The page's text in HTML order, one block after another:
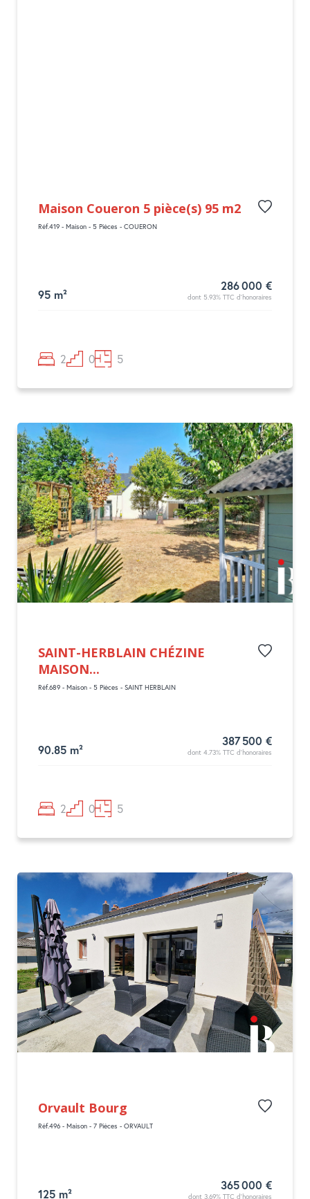
Maison Coueron 5 pièce(s) 95 m2
Réf.419 - Maison - 5 Pièces - COUERON
95 m²
286 000 €
dont 5.93% TTC d'honoraires
2 0 5
SAINT-HERBLAIN CHÉZINE
MAISON...
Réf.689 - Maison - 5 Pièces - SAINT HERBLAIN
90.85 m²
387 500 €
dont 4.73% TTC d'honoraires
2 0 5
Orvault Bourg
Réf.496 - Maison - 7 Pièces - ORVAULT
125 m²
365 000 €
dont 3.69% TTC d'honoraires